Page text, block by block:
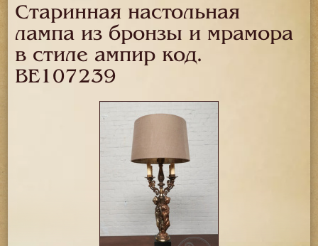
Старинная настольная
лампа из бронзы и мрамора
в стиле ампир код.
BE107239